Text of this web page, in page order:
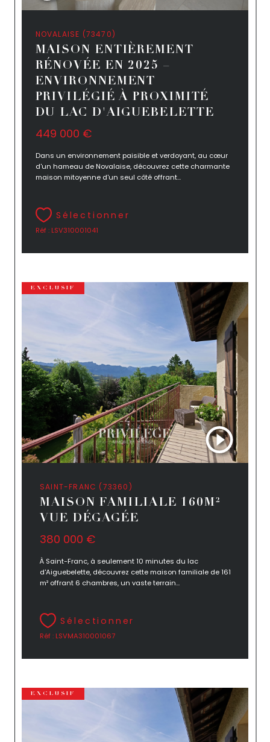
NOVALAISE (73470)
MAISON ENTIÈREMENT
RÉNOVÉE EN 2025 –
ENVIRONNEMENT
PRIVILÉGIÉ À PROXIMITÉ
DU LAC D'AIGUEBELETTE
449 000 €
Dans un environnement paisible et verdoyant, au cœur
d'un hameau de Novalaise, découvrez cette charmante
maison mitoyenne d'un seul côté offrant...
Sélectionner
Réf : LSV310001041
SAINT-FRANC (73360)
MAISON FAMILIALE 160M²
VUE DÉGAGÉE
380 000 €
À Saint-Franc, à seulement 10 minutes du lac
d'Aiguebelette, découvrez cette maison familiale de 161
m² offrant 6 chambres, un vaste terrain...
Sélectionner
Réf : LSVMA310001067
EXCLUSIF
EXCLUSIF